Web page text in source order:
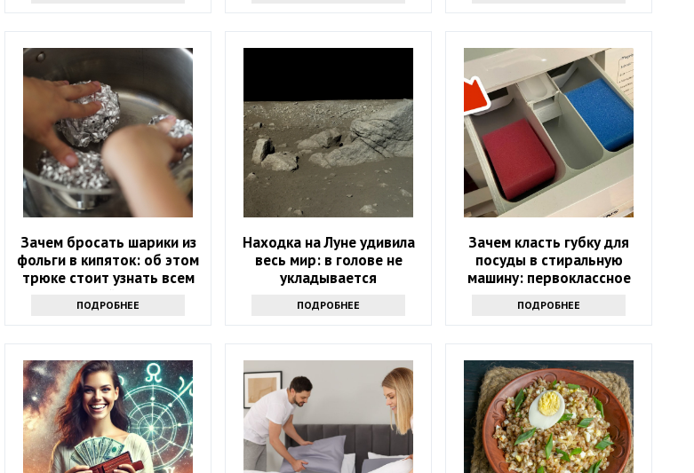
Зачем бросать шарики из
фольги в кипяток: об этом
трюке стоит узнать всем
хозяйкам
ПОДРОБНЕЕ
Находка на Луне удивила
весь мир: в голове не
укладывается
ПОДРОБНЕЕ
Зачем класть губку для
посуды в стиральную
машину: первоклассное
ПОДРОБНЕЕ